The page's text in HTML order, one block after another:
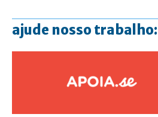
ajude nosso trabalho: